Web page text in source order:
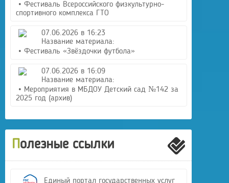
• Фестиваль Всероссийского физкультурно-
спортивного комплекса ГТО
07.06.2026 в 16:23
Название материала:
• Фестиваль «Звёздочки футбола»
07.06.2026 в 16:09
Название материала:
• Мероприятия в МБДОУ Детский сад №142 за
2025 год (архив)
Полезные ссылки
Единый портал государственных услуг